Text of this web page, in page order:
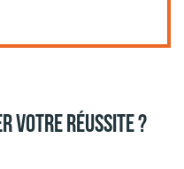
votre réussite ?